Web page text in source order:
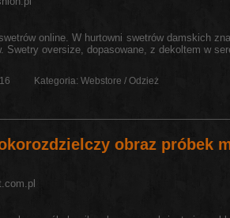
online. W hurtowni swetrów damskich
Swetry oversize, dopasowane, z dekoltem w
Kategoria: Webstore / Odzież
obraz próbek